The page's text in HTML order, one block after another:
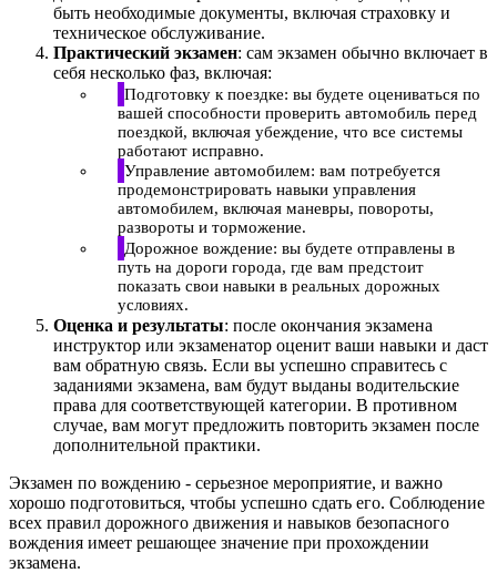
быть необходимые документы, включая страховку и
техническое обслуживание.
Практический экзамен: сам экзамен обычно включает в
себя несколько фаз, включая:
Подготовку к поездке: вы будете оцениваться по
вашей способности проверить автомобиль перед
поездкой, включая убеждение, что все системы
работают исправно.
Управление автомобилем: вам потребуется
продемонстрировать навыки управления
автомобилем, включая маневры, повороты,
развороты и торможение.
Дорожное вождение: вы будете отправлены в
путь на дороги города, где вам предстоит
показать свои навыки в реальных дорожных
условиях.
Оценка и результаты: после окончания экзамена
инструктор или экзаменатор оценит ваши навыки и даст
вам обратную связь. Если вы успешно справитесь с
заданиями экзамена, вам будут выданы водительские
права для соответствующей категории. В противном
случае, вам могут предложить повторить экзамен после
дополнительной практики.
Экзамен по вождению - серьезное мероприятие, и важно
хорошо подготовиться, чтобы успешно сдать его. Соблюдение
всех правил дорожного движения и навыков безопасного
вождения имеет решающее значение при прохождении
экзамена.